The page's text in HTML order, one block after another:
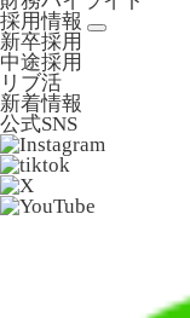
採用情報
新卒採用
中途採用
リブ活
新着情報
公式SNS